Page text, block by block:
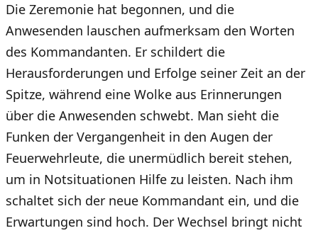
Die Zeremonie hat begonnen, und die
Anwesenden lauschen aufmerksam den Worten
des Kommandanten. Er schildert die
Herausforderungen und Erfolge seiner Zeit an der
Spitze, während eine Wolke aus Erinnerungen
über die Anwesenden schwebt. Man sieht die
Funken der Vergangenheit in den Augen der
Feuerwehrleute, die unermüdlich bereit stehen,
um in Notsituationen Hilfe zu leisten. Nach ihm
schaltet sich der neue Kommandant ein, und die
Erwartungen sind hoch. Der Wechsel bringt nicht